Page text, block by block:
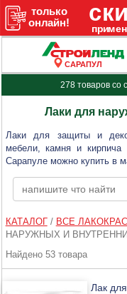
САРАПУЛ
278 товаров со
Лаки для
Лаки для защиты и
мебели, камня и кирпича
Сарапуле можно купить в
КАТАЛОГ/ ВСЕ
НАРУЖНЫХ И
Найдено 53 товара
Лак